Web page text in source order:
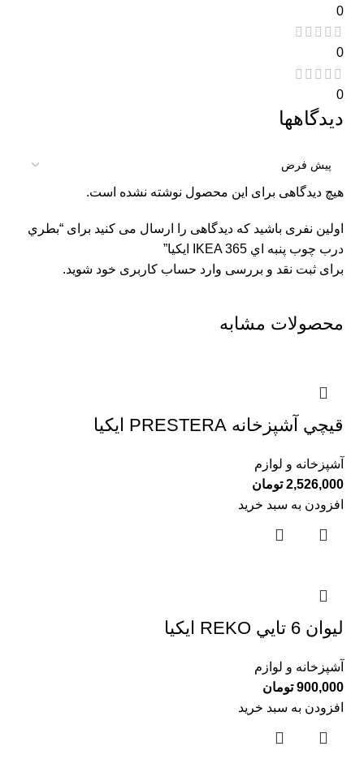
0
0
0
دیدگاهها
هیچ دیدگاهی برای این محصول نوشته نشده است.
اولین نفری باشید که دیدگاهی را ارسال می کنید برای “بطري
درب چوب پنبه اي IKEA 365 ايكيا”
برای ثبت نقد و بررسی وارد حساب کاربری خود شوید.
محصولات مشابه
قيچي آشپزخانه PRESTERA ايكيا
آشپزخانه و لوازم
2,526,000 تومان
افزودن به سبد خرید
ليوان 6 تايي REKO ايكيا
آشپزخانه و لوازم
900,000 تومان
افزودن به سبد خرید